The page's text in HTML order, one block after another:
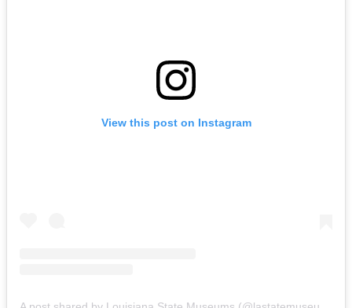
View this post on Instagram